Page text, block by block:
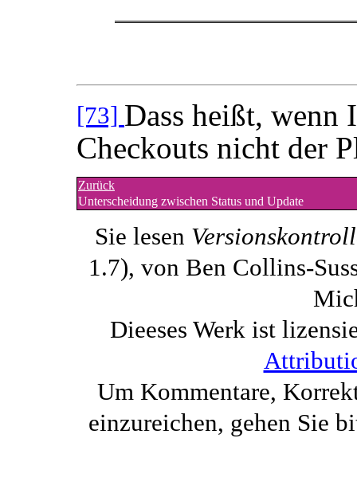
[73] Dass heißt, wenn
Checkouts nicht der
Zurück
Unterscheidung zwischen Status und Update
Sie lesen
1.7), von Ben Collins-
Dieeses Werk ist
Um Kommentare,
einzureichen, gehen Sie